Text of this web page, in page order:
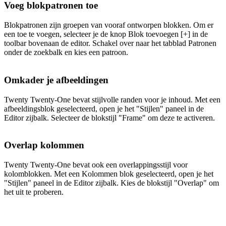
Voeg blokpatronen toe
Blokpatronen zijn groepen van vooraf ontworpen blokken. Om er
een toe te voegen, selecteer je de knop Blok toevoegen [+] in de
toolbar bovenaan de editor. Schakel over naar het tabblad Patronen
onder de zoekbalk en kies een patroon.
Omkader je afbeeldingen
Twenty Twenty-One bevat stijlvolle randen voor je inhoud. Met een
afbeeldingsblok geselecteerd, open je het "Stijlen" paneel in de
Editor zijbalk. Selecteer de blokstijl "Frame" om deze te activeren.
Overlap kolommen
Twenty Twenty-One bevat ook een overlappingsstijl voor
kolomblokken. Met een Kolommen blok geselecteerd, open je het
"Stijlen" paneel in de Editor zijbalk. Kies de blokstijl "Overlap" om
het uit te proberen.